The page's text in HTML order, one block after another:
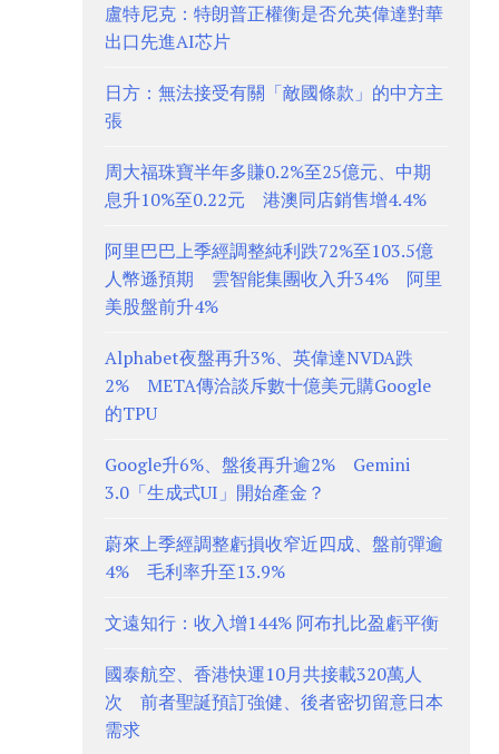
盧特尼克：特朗普正權衡是否允英偉達對華
出口先進AI芯片
日方：無法接受有關「敵國條款」的中方主
張
周大福珠寶半年多賺0.2%至25億元、中期
息升10%至0.22元 港澳同店銷售增4.4%
阿里巴巴上季經調整純利跌72%至103.5億
人幣遜預期 雲智能集團收入升34% 阿里
美股盤前升4%
Alphabet夜盤再升3%、英偉達NVDA跌
2% META傳洽談斥數十億美元購Google
的TPU
Google升6%、盤後再升逾2% Gemini
3.0「生成式UI」開始產金？
蔚來上季經調整虧損收窄近四成、盤前彈逾
4% 毛利率升至13.9%
文遠知行：收入增144% 阿布扎比盈虧平衡
國泰航空、香港快運10月共接載320萬人
次 前者聖誕預訂強健、後者密切留意日本
需求